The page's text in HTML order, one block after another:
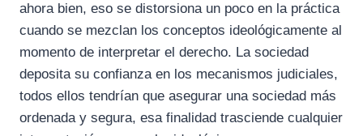
ahora bien, eso se distorsiona un poco en la práctica
cuando se mezclan los conceptos ideológicamente al
momento de interpretar el derecho. La sociedad
deposita su confianza en los mecanismos judiciales,
todos ellos tendrían que asegurar una sociedad más
ordenada y segura, esa finalidad trasciende cualquier